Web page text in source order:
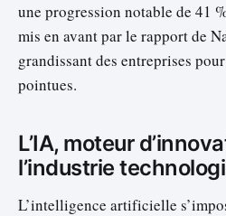
une progression notable de 41
mis en avant par le rapport de
grandissant des entreprises
pointues.
L’IA, moteur
l’industrie
L’intelligence artificielle